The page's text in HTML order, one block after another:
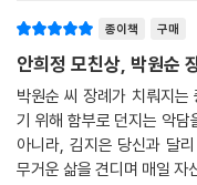
봉사를 시작하던 날
다시 세상에 나갈 수 있을까
성폭력, 보통의 경험
- 내일의 용기
6장 위드유: 연대의 마음이
종이책 구매
안희정 모친상, 박원순
박원순 씨 장례가 치뤄지는
기 위해 함부로 던지는 악
아니라, 김지은 당신과 달
무거운 삶을 견디며 매일 자